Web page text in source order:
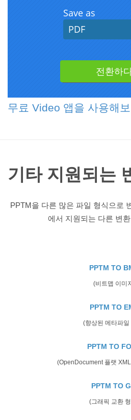
무료 Video 앱을 사용해
기타 지원되는
PPTM을 다른 많은 파일 형식으로
에서 지원되는 다른 변
PPTM TO
(비트맵 이미
PPTM TO
(향상된 메타파일
PPTM TO
(OpenDocument 플랫
PPTM TO
(그래픽 교환